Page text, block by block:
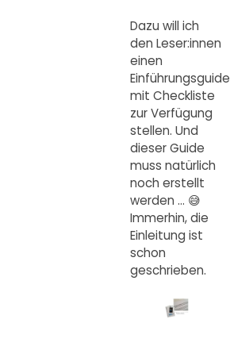
Dazu will ich
den Leser:innen
einen
Einführungsguide
mit Checkliste
zur Verfügung
stellen. Und
dieser Guide
muss natürlich
noch erstellt
werden … 😅
Immerhin, die
Einleitung ist
schon
geschrieben.